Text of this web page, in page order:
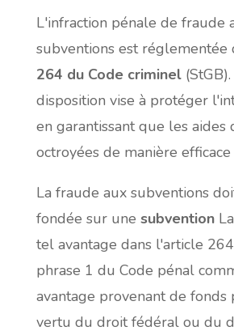
L'infraction pénale de fraude
subventions est réglementée
264 du Code criminel(StGB).
disposition vise à protéger
en garantissant que les aides
octroyées de manière
La fraude aux subventions
fondée sur une subvention
tel avantage dans l'article
phrase 1 du Code pénal
avantage provenant de fonds
vertu du droit fédéral ou du